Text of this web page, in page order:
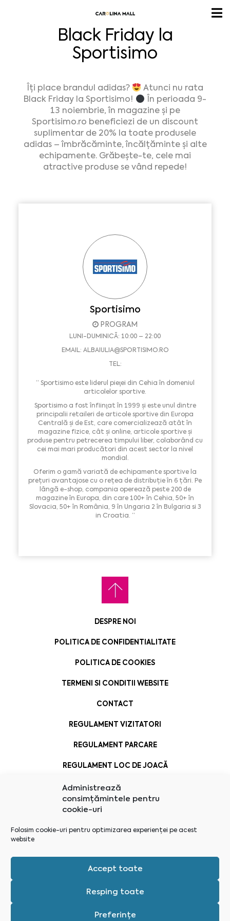
Administrează
consimțămintele pentru
cookie-uri
Folosim cookie-uri pentru optimizarea experienței pe acest
website
Accept toate
Resping toate
Preferințe
Black Friday la
Sportisimo
Îți place brandul adidas?
Atunci nu rata
Black Friday la Sportisimo!
În perioada 9-
13 noiembrie, în magazine și pe
Sportisimo.ro beneficiezi de un discount
suplimentar de 20% la toate produsele
adidas – îmbrăcăminte, încălțăminte și alte
echipamente. Grăbește-te, cele mai
atractive produse se vând repede!
Sportisimo
PROGRAM
LUNI-DUMINICĂ: 10:00 – 22:00
EMAIL: ALBAIULIA@SPORTISIMO.RO
TEL:
“ Sportisimo este liderul pieţei din Cehia în domeniul
articolelor sportive.
Sportisimo a fost înfiinţat în 1999 şi este unul dintre
principalii retaileri de articole sportive din Europa
Centrală şi de Est, care comercializează atât în
magazine fizice, cât şi online, articole sportive şi
produse pentru petrecerea timpului liber, colaborând cu
cei mai mari producători din acest sector la nivel
mondial.
Oferim o gamă variată de echipamente sportive la
prețuri avantajose cu o rețea de distribuție în 6 țări. Pe
lângă e-shop, compania operează peste 200 de
magazine în Europa, din care 100+ în Cehia, 50+ în
Slovacia, 50+ în România, 9 în Ungaria 2 în Bulgaria si 3
in Croatia. “
DESPRE NOI
POLITICA DE CONFIDENTIALITATE
POLITICA DE COOKIES
TERMENI SI CONDITII WEBSITE
CONTACT
REGULAMENT VIZITATORI
REGULAMENT PARCARE
REGULAMENT LOC DE JOACĂ